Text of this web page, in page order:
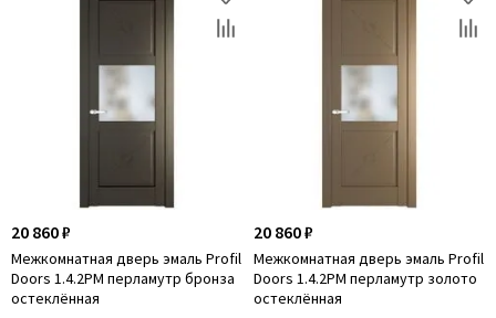
20 860 ₽
Межкомнатная дверь эмаль Profil
Doors 1.4.2PM перламутр бронза
остеклённая
20 860 ₽
Межкомнатная дверь эмаль Profil
Doors 1.4.2PM перламутр золото
остеклённая